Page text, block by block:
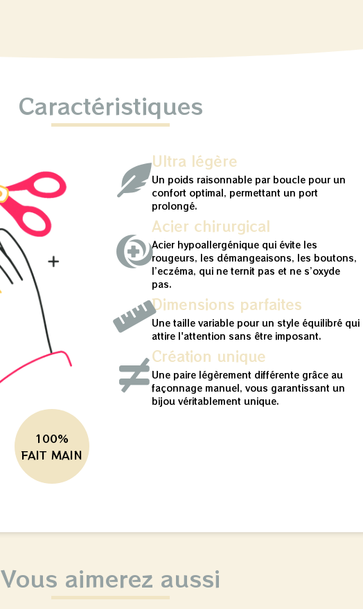
Caractéristiques
100%
FAIT MAIN
Ultra légère
Un poids raisonnable par boucle pour un
confort optimal, permettant un port
prolongé.
Acier chirurgical
Acier hypoallergénique qui évite les
rougeurs, les démangeaisons, les boutons,
l’eczéma, qui ne ternit pas et ne s’oxyde
pas.
Dimensions parfaites
Une taille variable pour un style équilibré qui
attire l'attention sans être imposant.
Création unique
Une paire légèrement différente grâce au
façonnage manuel, vous garantissant un
bijou véritablement unique.
Vous aimerez aussi